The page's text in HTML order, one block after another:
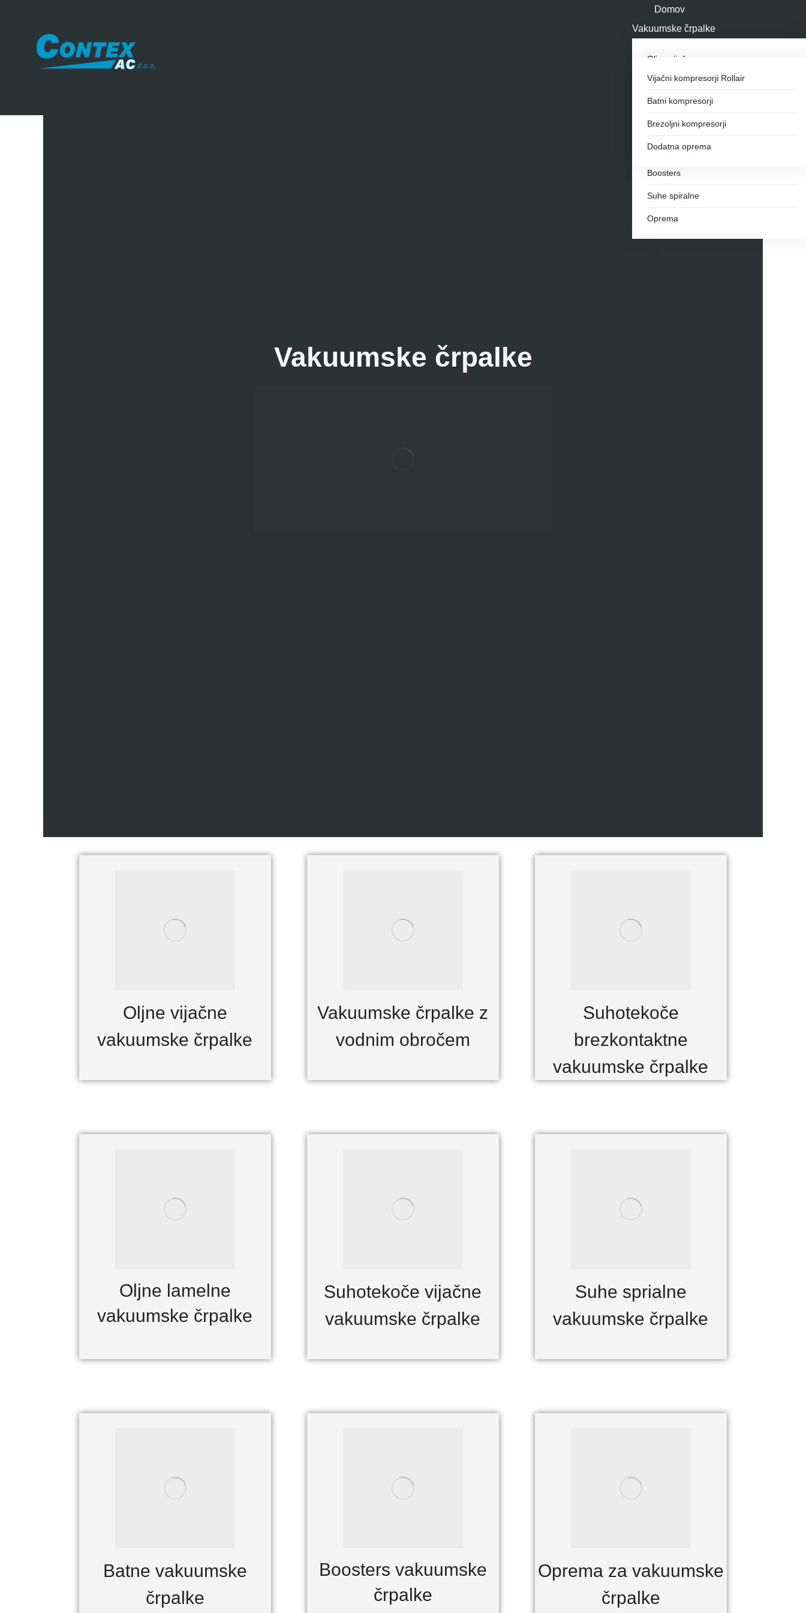
Domov
Vakuumske črpalke
Oljne vijačne
Oljne lamelne
Suhotekoče vijačne
Suhotekoče brezkontaktne
Z vodnim obročem
Boosters
Suhe spiralne
Oprema
Vijačni kompresorji Rollair
Batni kompresorji
Brezoljni kompresorji
Dodatna oprema
Podjetje
Kontakt
Vakuumske črpalke
Oljne vijačne
vakuumske črpalke
Vakuumske črpalke z
vodnim obročem
Suhotekoče
brezkontaktne
vakuumske črpalke
Oljne lamelne
vakuumske črpalke
Suhotekoče vijačne
vakuumske črpalke
Suhe sprialne
vakuumske črpalke
Batne vakuumske
črpalke
Boosters vakuumske
črpalke
Oprema za vakuumske
črpalke